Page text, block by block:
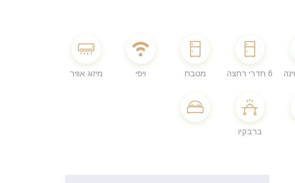
6 חדרי רחצה מטבח ויפי מיזוג אוויר
ברבקיו